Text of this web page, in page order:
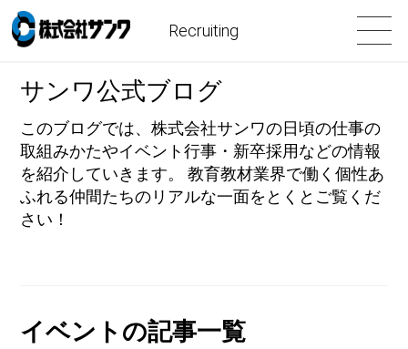
Recruiting
サンワ公式ブログ
このブログでは、株式会社サンワの日頃の仕事の
取組みかたやイベント行事・新卒採用などの情報
を紹介していきます。 教育教材業界で働く個性あ
ふれる仲間たちのリアルな一面をとくとご覧くだ
さい！
イベントの記事一覧